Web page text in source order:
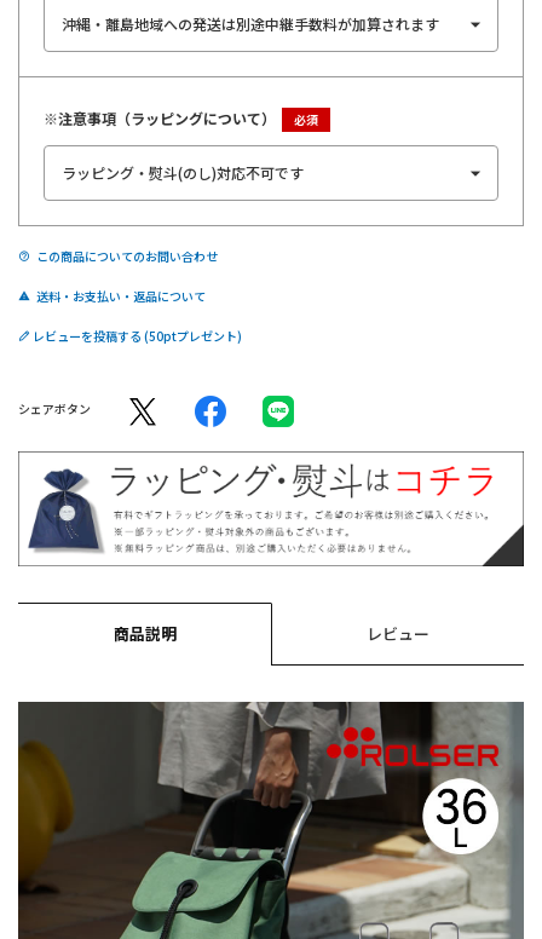
※注意事項（ラッピングについて）
この商品についてのお問い合わせ
送料・お支払い・返品について
レビューを投稿する
シェアボタン
商品説明 レビュー